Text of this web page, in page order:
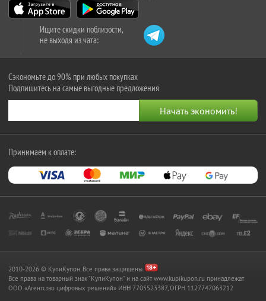
Ищите скидки поблизости,
не выходя из чата:
Сэкономьте до 90% при любых покупках
Подпишитесь на самые выгодные предложения
Принимаем к оплате:
2010-2026 © КупиКупон. Все права защищены.
Все права на товарный знак "КупиКупон" и на сайт www.kupikupon.ru принадлежат
OOO «Агентство цифровых решений» ИНН 7705523387, ОГРН 1127747063212